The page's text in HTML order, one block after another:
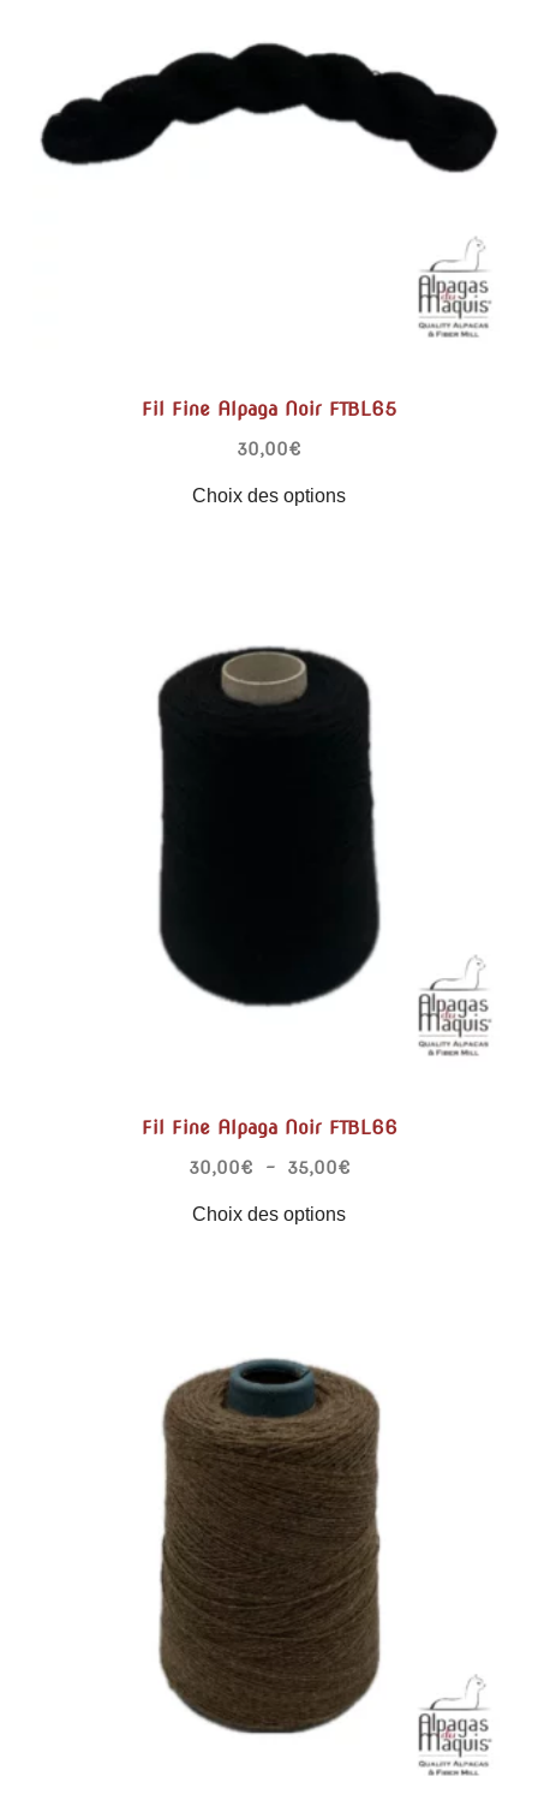
Fil Fine Alpaga Noir FTBL65
30,00€
Choix des options
Fil Fine Alpaga Noir FTBL66
30,00€ – 35,00€
Choix des options